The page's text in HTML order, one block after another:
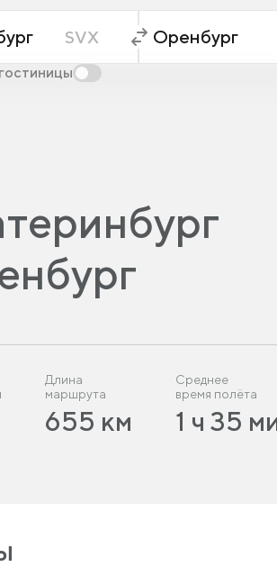
SVX Оренбург
Длина
маршрута
655 км
Среднее
время полёта
1 ч 35